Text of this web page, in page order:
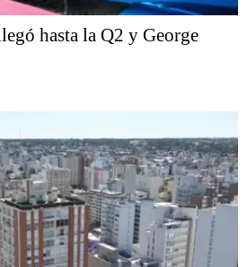
hasta la Q2 y George